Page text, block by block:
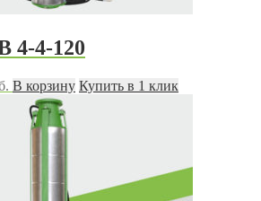
4-4-120
В корзину Купить в 1 клик